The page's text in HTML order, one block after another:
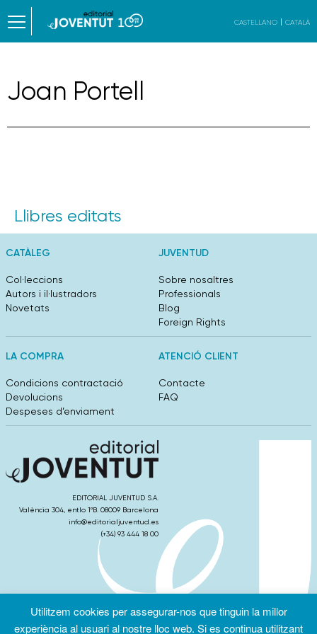
CASTELLANO CATALÀ
Joan Portell
Llibres editats
CATÀLEG
Col·leccions
Autors i il·lustradors
Novetats
JUVENTUD
Sobre nosaltres
Professionals
Blog
Foreign Rights
LA COMPRA
Condicions contractació
Devolucions
Despeses d’enviament
ATENCIÓ CLIENT
Contacte
FAQ
EDITORIAL JUVENTUD S.A.
València 304, entlo 1ºB. 08009 Barcelona
info@editorialjuventud.es
(+34) 93 444 18 00
Condicions
Política de
Política de
cookies
Utilitzem cookies per assegurar-nos que tinguin la millor
experiència al usuari al nostre lloc web. Si es continua utilitzant